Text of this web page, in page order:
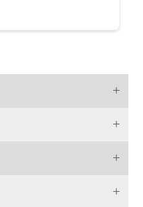
+
+
+
+